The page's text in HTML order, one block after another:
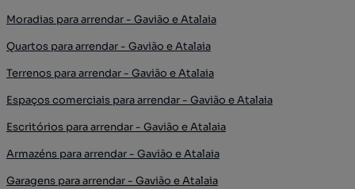
Moradias para arrendar - Gavião e Atalaia
Quartos para arrendar - Gavião e Atalaia
Terrenos para arrendar - Gavião e Atalaia
Espaços comerciais para arrendar - Gavião e Atalaia
Escritórios para arrendar - Gavião e Atalaia
Armazéns para arrendar - Gavião e Atalaia
Garagens para arrendar - Gavião e Atalaia